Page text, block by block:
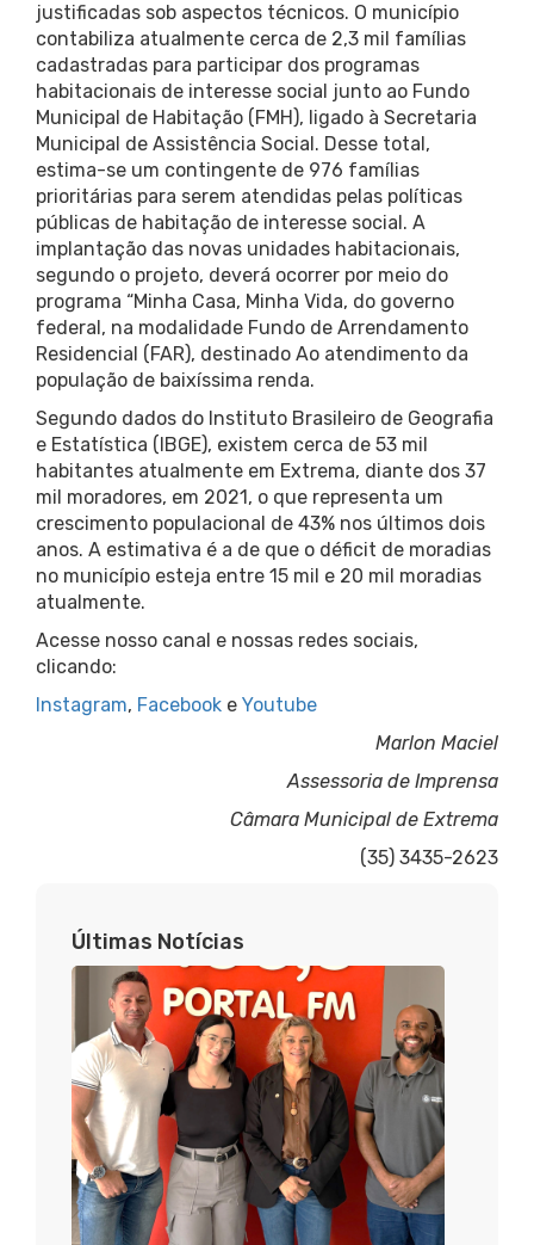
justificadas sob aspectos técnicos. O município
contabiliza atualmente cerca de 2,3 mil famílias
cadastradas para participar dos programas
habitacionais de interesse social junto ao Fundo
Municipal de Habitação (FMH), ligado à Secretaria
Municipal de Assistência Social. Desse total,
estima-se um contingente de 976 famílias
prioritárias para serem atendidas pelas políticas
públicas de habitação de interesse social. A
implantação das novas unidades habitacionais,
segundo o projeto, deverá ocorrer por meio do
programa “Minha Casa, Minha Vida, do governo
federal, na modalidade Fundo de Arrendamento
Residencial (FAR), destinado Ao atendimento da
população de baixíssima renda.
Segundo dados do Instituto Brasileiro de Geografia
e Estatística (IBGE), existem cerca de 53 mil
habitantes atualmente em Extrema, diante dos 37
mil moradores, em 2021, o que representa um
crescimento populacional de 43% nos últimos dois
anos. A estimativa é a de que o déficit de moradias
no município esteja entre 15 mil e 20 mil moradias
atualmente.
Acesse nosso canal e nossas redes sociais,
clicando:
Instagram, Facebook e Youtube
Marlon Maciel
Assessoria de Imprensa
Câmara Municipal de Extrema
(35) 3435-2623
Últimas Notícias